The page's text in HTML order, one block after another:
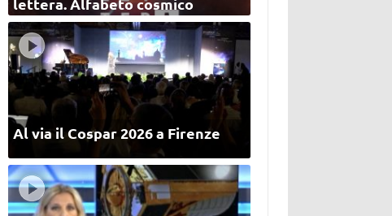
lettera. Alfabeto cosmico
Al via il Cospar 2026 a Firenze